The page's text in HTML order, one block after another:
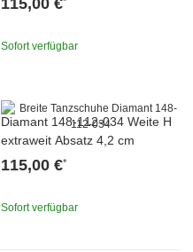
115,00 €
Sofort verfügbar
Diamant 148-112-034 Weite H
extraweit Absatz 4,2 cm
115,00 €*
Sofort verfügbar